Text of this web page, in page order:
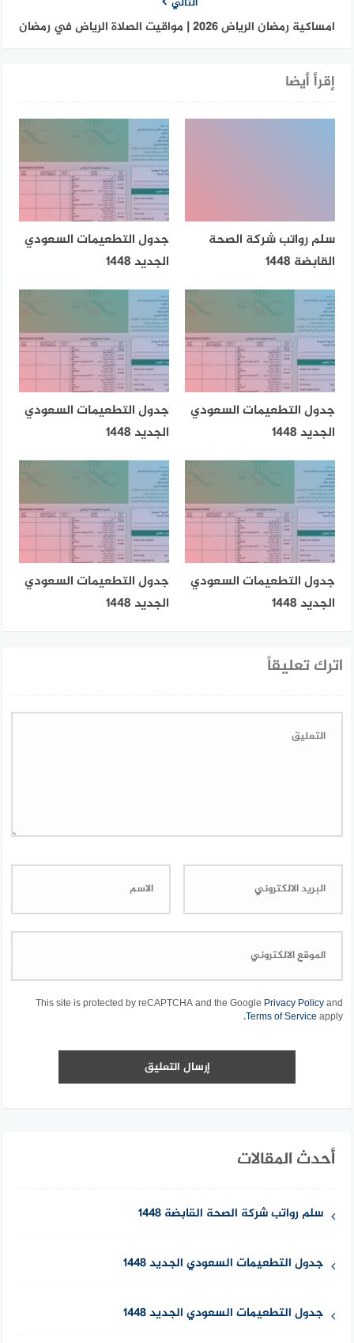
امساكية رمضان الرياض 2026 | مواقيت الصلاة الرياض في رمضان
إقرأ أيضا
سلم رواتب شركة الصحة
القابضة 1448
جدول التطعيمات السعودي
الجديد 1448
جدول التطعيمات السعودي
الجديد 1448
جدول التطعيمات السعودي
الجديد 1448
جدول التطعيمات السعودي
الجديد 1448
جدول التطعيمات السعودي
الجديد 1448
اترك تعليقاً
This site is protected by reCAPTCHA and the Google Privacy Policyand
Terms of Service apply.
أحدث المقالات
سلم رواتب شركة الصحة القابضة 1448
جدول التطعيمات السعودي الجديد 1448
جدول التطعيمات السعودي الجديد 1448